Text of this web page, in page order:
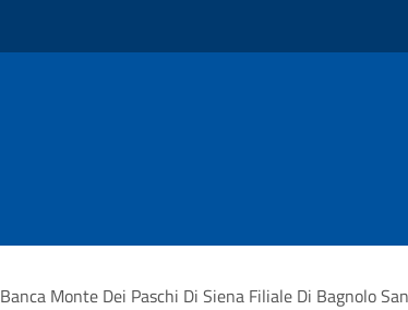
Banca Monte Dei Paschi Di Siena Filiale Di Bagnolo